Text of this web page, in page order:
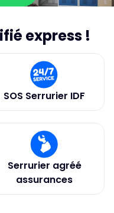
express !
SOS Serrurier IDF
Serrurier agréé
assurances